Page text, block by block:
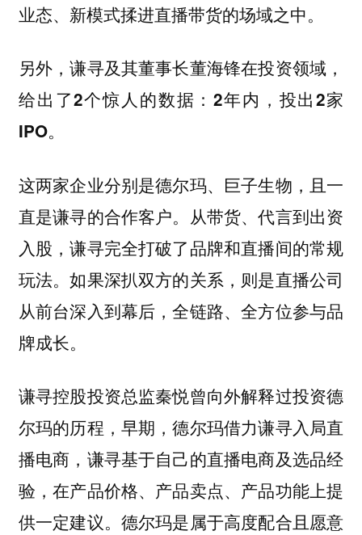
业态、新模式揉进直播带货的场域之中。
另外，谦寻及其董事长董海锋在投资领域，
给出了2个惊人的数据：2年内，投出2家
IPO。
这两家企业分别是德尔玛、巨子生物，且一
直是谦寻的合作客户。从带货、代言到出资
入股，谦寻完全打破了品牌和直播间的常规
玩法。如果深扒双方的关系，则是直播公司
从前台深入到幕后，全链路、全方位参与品
牌成长。
谦寻控股投资总监秦悦曾向外解释过投资德
尔玛的历程，早期，德尔玛借力谦寻入局直
播电商，谦寻基于自己的直播电商及选品经
验，在产品价格、产品卖点、产品功能上提
供一定建议。德尔玛是属于高度配合且愿意